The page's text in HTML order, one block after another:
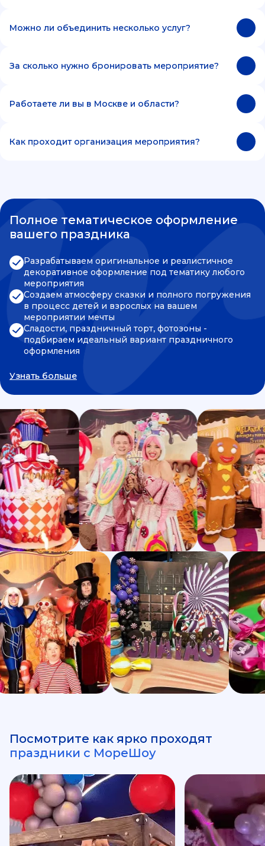
Можно ли объединить несколько услуг?
За сколько нужно бронировать мероприятие?
Работаете ли вы в Москве и области?
Как проходит организация мероприятия?
Полное тематическое оформление
вашего праздника
Разрабатываем оригинальное и реалистичное
декоративное оформление под тематику любого
мероприятия
Создаем атмосферу сказки и полного погружения
в процесс детей и взрослых на вашем
мероприятии мечты
Сладости, праздничный торт, фотозоны -
подбираем идеальный вариант праздничного
оформления
Узнать больше
Посмотрите как ярко проходят
праздники с МореШоу